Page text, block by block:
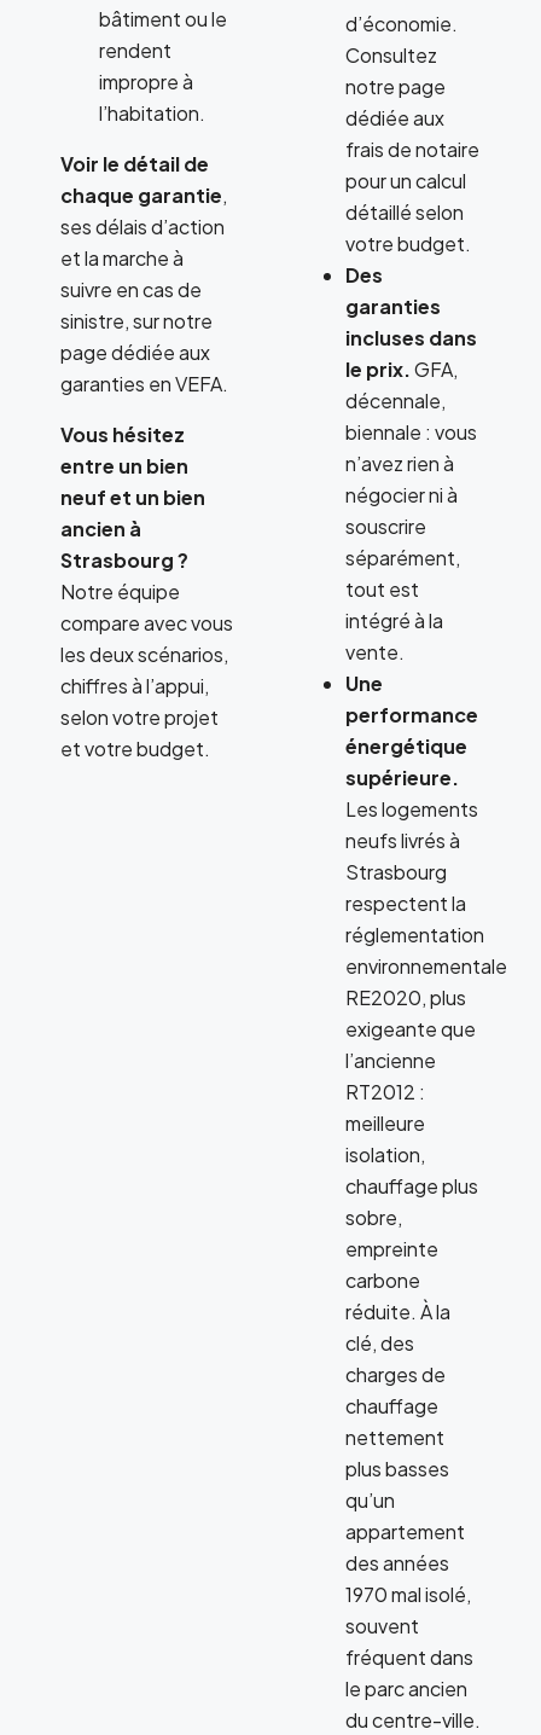
bâtiment ou le
rendent
impropre à
l’habitation.
Voir le détail de
chaque garantie,
ses délais d’action
et la marche à
suivre en cas de
sinistre, sur notre
page dédiée aux
garanties en VEFA.
Vous hésitez
entre un bien
neuf et un bien
ancien à
Strasbourg ?
Notre équipe
compare avec vous
les deux scénarios,
chiffres à l’appui,
selon votre projet
et votre budget.
d’économie.
Consultez
notre page
dédiée aux
frais de notaire
pour un calcul
détaillé selon
votre budget.
Des
garanties
incluses dans
le prix.GFA,
décennale,
biennale : vous
n’avez rien à
négocier ni à
souscrire
séparément,
tout est
intégré à la
vente.
Une
performance
énergétique
supérieure.
Les logements
neufs livrés à
Strasbourg
respectent la
réglementation
environnementale
RE2020, plus
exigeante que
l’ancienne
RT2012 :
meilleure
isolation,
chauffage plus
sobre,
empreinte
carbone
réduite. À la
clé, des
charges de
chauffage
nettement
plus basses
qu’un
appartement
des années
1970 mal isolé,
souvent
fréquent dans
le parc ancien
du centre-ville.